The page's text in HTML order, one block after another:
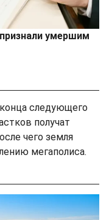
умершим
следующего
получат
чего земля
мегаполиса.